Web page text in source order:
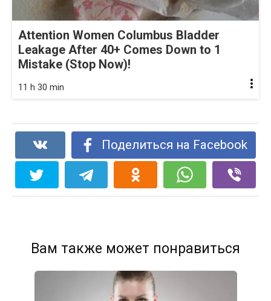
Attention Women Columbus Bladder
Leakage After 40+ Comes Down to 1
Mistake (Stop Now)!
11 h 30 min
Поделиться на Facebook
Вам также может понравиться